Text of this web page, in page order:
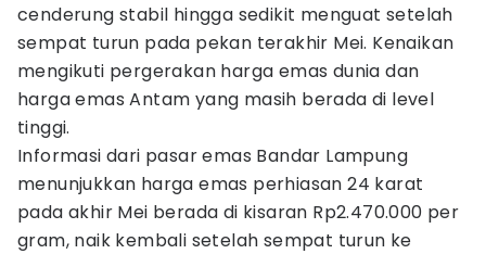
cenderung stabil hingga sedikit menguat setelah
sempat turun pada pekan terakhir Mei. Kenaikan
mengikuti pergerakan harga emas dunia dan
harga emas Antam yang masih berada di level
tinggi.
Informasi dari pasar emas Bandar Lampung
menunjukkan harga emas perhiasan 24 karat
pada akhir Mei berada di kisaran Rp2.470.000 per
gram, naik kembali setelah sempat turun ke